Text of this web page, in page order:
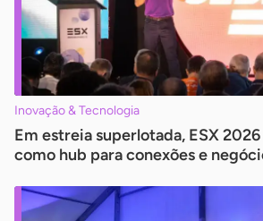
Inovação & Tecnologia
Em estreia superlotada, ESX
como hub para conexões e